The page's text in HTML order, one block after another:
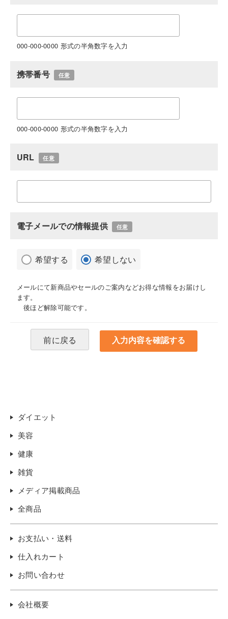
000-000-0000 形式の半角数字を入力
携帯番号 任意
000-000-0000 形式の半角数字を入力
URL 任意
電子メールでの情報提供 任意
希望する 希望しない
メールにて新商品やセールのご案内などお得な情報をお届けし
ます。
後ほど解除可能です。
前に戻る
ダイエット
美容
健康
雑貨
メディア掲載商品
全商品
お支払い・送料
仕入れカート
お問い合わせ
会社概要